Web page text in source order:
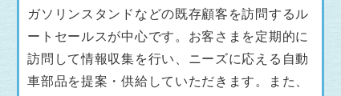
ガソリンスタンドなどの既存顧客を訪問するル
ートセールスが中心です。お客さまを定期的に
訪問して情報収集を行い、ニーズに応える自動
車部品を提案・供給していただきます。また、